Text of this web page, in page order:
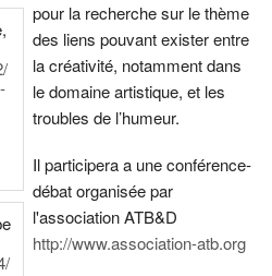
pour la recherche sur le thème
des liens pouvant exister entre
la créativité, notamment dans
le domaine artistique, et les
troubles de l’humeur.
Il participera a une conférence-
débat organisée par
l'association ATB&D
http://www.association-atb.org